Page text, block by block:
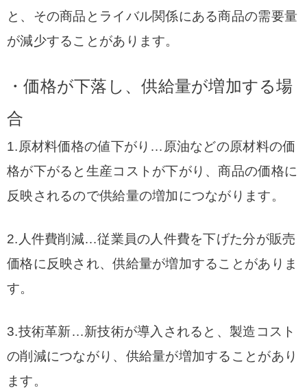
と、その商品とライバル関係にある商品の需要量
が減少することがあります。
・価格が下落し、供給量が増加する場
合
1.原材料価格の値下がり…原油などの原材料の価
格が下がると生産コストが下がり、商品の価格に
反映されるので供給量の増加につながります。
2.人件費削減…従業員の人件費を下げた分が販売
価格に反映され、供給量が増加することがありま
す。
3.技術革新…新技術が導入されると、製造コスト
の削減につながり、供給量が増加することがあり
ます。